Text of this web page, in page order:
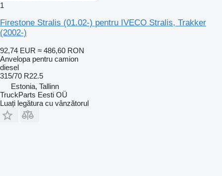
1
Firestone Stralis (01.02-) pentru IVECO Stralis, Trakker
(2002-)
92,74 EUR ≈ 486,60 RON
Anvelopa pentru camion
diesel
315/70 R22.5
Estonia, Tallinn
TruckParts Eesti OÜ
Luați legătura cu vânzătorul